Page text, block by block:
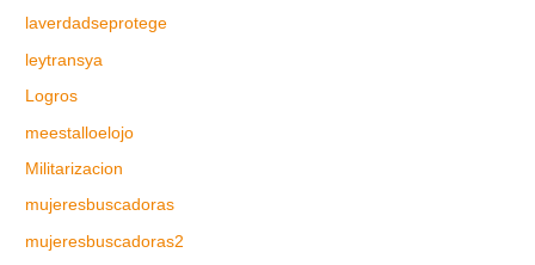
laverdadseprotege
leytransya
Logros
meestalloelojo
Militarizacion
mujeresbuscadoras
mujeresbuscadoras2